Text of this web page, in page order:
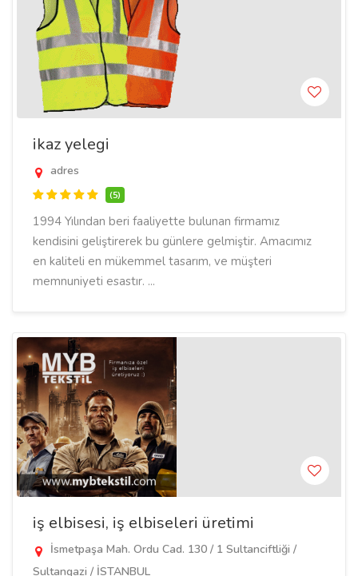
ikaz yelegi
adres
(5)
1994 Yılından beri faaliyette bulunan firmamız
kendisini geliştirerek bu günlere gelmiştir. Amacımız
en kaliteli en mükemmel tasarım, ve müşteri
memnuniyeti esastır. ...
iş elbisesi, iş elbiseleri üretimi
İsmetpaşa Mah. Ordu Cad. 130 / 1 Sultanciftliği /
Sultangazi / İSTANBUL